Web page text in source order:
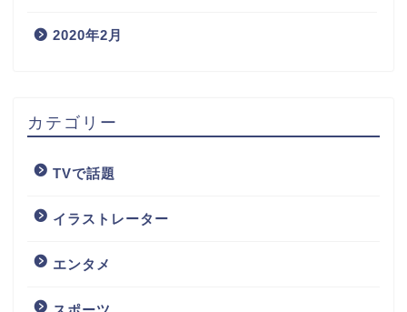
2020年2月
カテゴリー
TVで話題
イラストレーター
エンタメ